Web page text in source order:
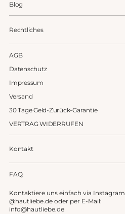
Blog
Rechtliches
AGB
Datenschutz
Impressum
Versand
30 Tage Geld-Zurück-Garantie
VERTRAG WIDERRUFEN
Kontakt
FAQ
Kontaktiere uns einfach via Instagram
@hautliebe.de oder per E-Mail:
info@hautliebe.de